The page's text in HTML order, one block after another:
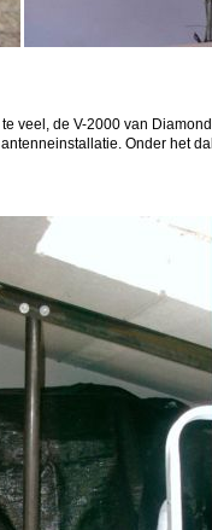
veel, de V-2000 van
Onder het